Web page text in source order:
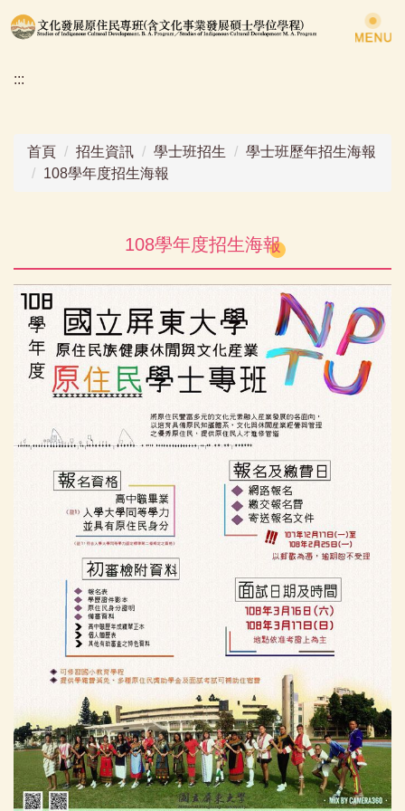
跳
到
要
:::
首頁 招生資訊 學士班招生
學士班歷年招生海報
108學年度招生海報
108學年度招生海報